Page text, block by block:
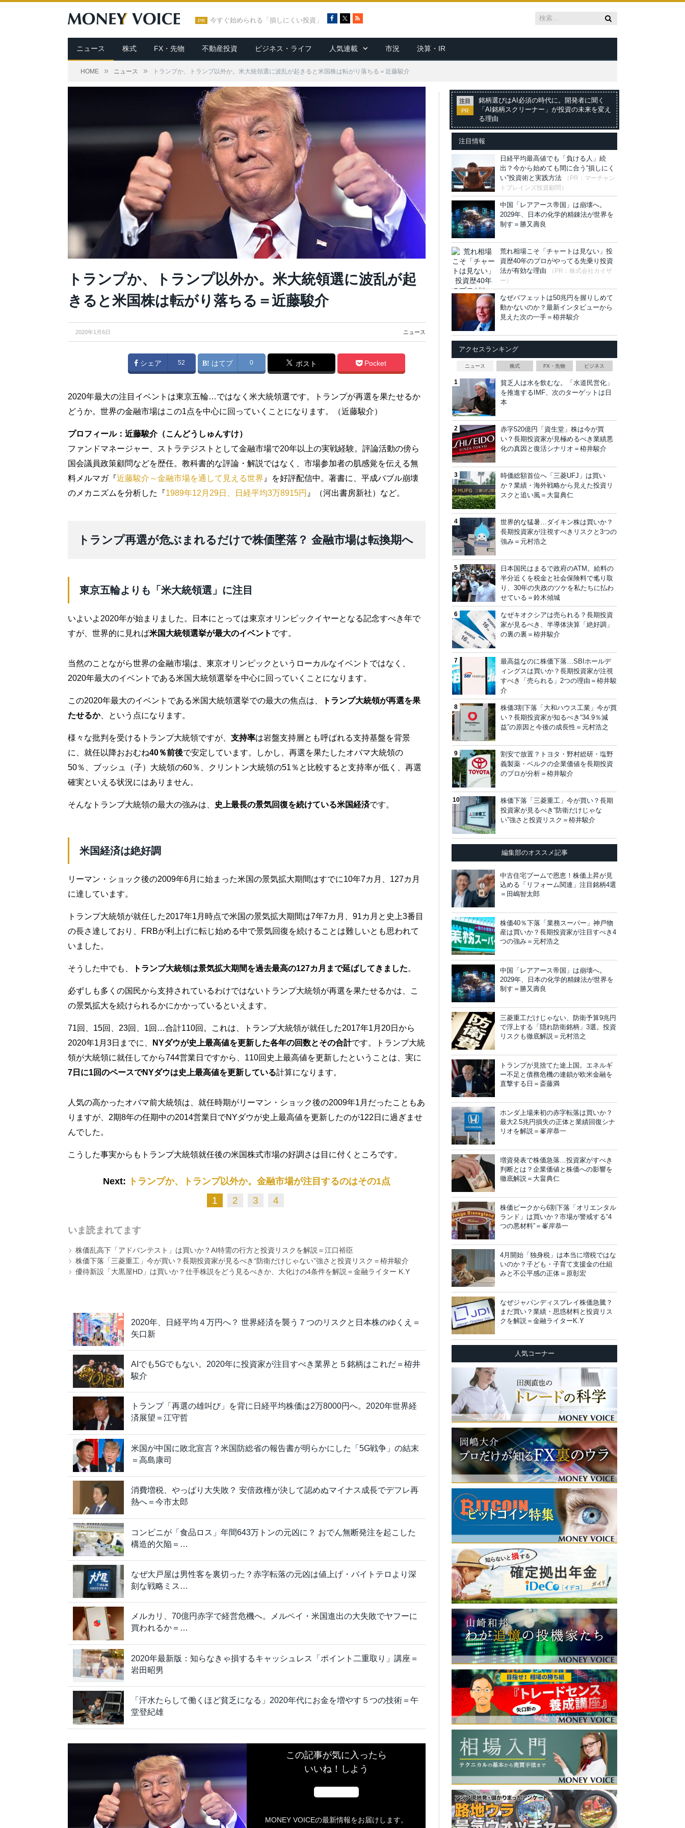
PR 今すぐ始められる「損しにくい投資」
c
e
b
o
R
S
ニュース 株式 FX・先物 不動産投資 ビジネス・ライフ 人気連載 市況 決算・IR
HOME » ニュース » トランプか、トランプ以外か。米大統領選に波乱が起きると米国株は転がり落ちる＝近藤駿介
トランプか、トランプ以外か。米大統領選に波乱が起
きると米国株は転がり落ちる＝近藤駿介
2020年1月6日 ニュース
シェア 52 はてブ 0 ポスト Pocket
2020年最大の注目イベントは東京五輪…ではなく米大統領選です。トランプが再選を果たせるか
どうか。世界の金融市場はこの1点を中心に回っていくことになります。（近藤駿介）
プロフィール：近藤駿介（こんどうしゅんすけ）
ファンドマネージャー、ストラテジストとして金融市場で20年以上の実戦経験。評論活動の傍ら
国会議員政策顧問などを歴任。教科書的な評論・解説ではなく、市場参加者の肌感覚を伝える無
料メルマガ『近藤駿介～金融市場を通して見える世界 』を好評配信中。著書に、平成バブル崩壊
のメカニズムを分析した『1989年12月29日、日経平均3万8915円 』（河出書房新社）など。
トランプ再選が危ぶまれるだけで株価墜落？ 金融市場は転換期へ
東京五輪よりも「米大統領選」に注目
いよいよ2020年が始まりました。日本にとっては東京オリンピックイヤーとなる記念すべき年で
すが、世界的に見れば米国大統領選挙が最大のイベント です。
当然のことながら世界の金融市場は、東京オリンピックというローカルなイベントではなく、
2020年最大のイベントである米国大統領選挙を中心に回っていくことになります。
この2020年最大のイベントである米国大統領選挙での最大の焦点は、
トランプ大統領が再選を果
たせるか、という点になります。
様々な批判を受けるトランプ大統領ですが、 支持率は岩盤支持層とも呼ばれる支持基盤を背景
に、就任以降おおむね40％前後で安定しています。しかし、再選を果たしたオバマ大統領の
50％、ブッシュ（子）大統領の60％、クリントン大統領の51％と比較すると支持率が低く、再選
確実といえる状況にはありません。
そんなトランプ大統領の最大の強みは、 史上最長の景気回復を続けている米国経済です。
米国経済は絶好調
リーマン・ショック後の2009年6月に始まった米国の景気拡大期間はすでに10年7カ月、127カ月
に達しています。
トランプ大統領が就任した2017年1月時点で米国の景気拡大期間は7年7カ月、91カ月と史上3番目
の長さ達しており、FRBが利上げに転じ始める中で景気回復を続けることは難しいとも思われて
いました。
そうした中でも、 トランプ大統領は景気拡大期間を過去最高の127カ月まで延ばしてきました。
必ずしも多くの国民から支持されているわけではないトランプ大統領が再選を果たせるかは、こ
の景気拡大を続けられるかにかかっているといえます。
71回、15回、23回、1回…合計110回。これは、トランプ大統領が就任した2017年1月20日から
2020年1月3日までに、
NYダウが史上最高値を更新した各年の回数とその合計です。トランプ大統
領が大統領に就任してから744営業日ですから、110回史上最高値を更新したということは、実に
7日に1回のペースでNYダウは史上最高値を更新している計算になります。
人気の高かったオバマ前大統領は、就任時期がリーマン・ショック後の2009年1月だったこともあ
りますが、2期8年の任期中の2014営業日でNYダウが史上最高値を更新したのが122日に過ぎませ
んでした。
こうした事実からもトランプ大統領就任後の米国株式市場の好調さは目に付くところです。
Next: トランプか、トランプ以外か。金融市場が注目するのはその1点
1 2 3 4
いま読まれてます
株価乱高下「アドバンテスト」は買いか？AI特需の行方と投資リスクを解説＝江口裕臣
株価下落「三菱重工」今が買い？長期投資家が見るべき“防衛だけじゃない”強さと投資リスク＝栫井駿介
優待新設「大黒屋HD」は買いか？仕手株説をどう見るべきか、大化けの4条件を解説＝金融ライター K.Y
2020年、日経平均４万円へ？ 世界経済を襲う７つのリスクと日本株のゆくえ＝
矢口新
AIでも5Gでもない。2020年に投資家が注目すべき業界と５銘柄はこれだ＝栫井
駿介
トランプ「再選の雄叫び」を背に日経平均株価は2万8000円へ。2020年世界経
済展望＝江守哲
米国が中国に敗北宣言？米国防総省の報告書が明らかにした「5G戦争」の結末
＝高島康司
消費増税、やっぱり大失敗？ 安倍政権が決して認めぬマイナス成長でデフレ再
熱へ＝今市太郎
コンビニが「食品ロス」年間643万トンの元凶に？ おでん無断発注を起こした
構造的欠陥＝…
なぜ大戸屋は男性客を裏切った？赤字転落の元凶は値上げ・バイトテロより深
刻な戦略ミス…
メルカリ、70億円赤字で経営危機へ。メルペイ・米国進出の大失敗でヤフーに
買われるか＝…
2020年最新版：知らなきゃ損するキャッシュレス「ポイント二重取り」講座＝
岩田昭男
「汗水たらして働くほど貧乏になる」2020年代にお金を増やす５つの技術＝午
堂登紀雄
この記事が気に入ったら
いいね！しよう
MONEY VOICEの最新情報をお届けします。
注目
PR
銘柄選びはAI必須の時代に。開発者に聞く
「AI銘柄スクリーナー」が投資の未来を変え
る理由
注目情報
日経平均最高値でも「負ける人」続
出？今から始めても間に合う“損しにく
い”投資術と実践方法
（PR：マーチャン
トブレインズ投資顧問）
中国「レアアース帝国」は崩壊へ。
2029年、日本の化学的精錬法が世界を
制す＝勝又壽良
荒れ相場こそ「チャートは見ない」投
資歴40年のプロがやってる先乗り投資
法が有効な理由
（PR：株式会社カイザ
ー）
なぜバフェットは50兆円を握りしめて
動かないのか？最新インタビューから
見えた次の一手＝栫井駿介
アクセスランキング
ニュース 株式 FX・先物 ビジネス
貧乏人は水を飲むな。「水道民営化」
を推進するIMF、次のターゲットは日
本
赤字520億円「資生堂」株は今が買
い？長期投資家が見極めるべき業績悪
化の真因と復活シナリオ＝栫井駿介
時価総額首位へ「三菱UFJ」は買い
か？業績・海外戦略から見えた投資リ
スクと追い風＝大畠典仁
世界的な猛暑…ダイキン株は買いか？
長期投資家が注視すべきリスクと3つの
強み＝元村浩之
日本国民はまるで政府のATM。給料の
半分近くを税金と社会保険料で毟り取
り、30年の失政のツケを私たちに払わ
せている＝鈴木傾城
なぜキオクシアは売られる？長期投資
家が見るべき、半導体決算「絶好調」
の裏の裏＝栫井駿介
最高益なのに株価下落…SBIホールデ
ィングスは買いか？長期投資家が注視
すべき「売られる」2つの理由＝栫井駿
介
株価3割下落「大和ハウス工業」今が買
い？長期投資家が知るべき“34.9％減
益”の原因と今後の成長性＝元村浩之
割安で放置？トヨタ・野村総研・塩野
義製薬・ベルクの企業価値を長期投資
のプロが分析＝栫井駿介
株価下落「三菱重工」今が買い？長期
投資家が見るべき“防衛だけじゃな
い”強さと投資リスク＝栫井駿介
編集部のオススメ記事
中古住宅ブームで恩恵！株価上昇が見
込める「リフォーム関連」注目銘柄4選
＝田嶋智太郎
株価40％下落「業務スーパー」神戸物
産は買いか？長期投資家が注目すべき4
つの強み＝元村浩之
中国「レアアース帝国」は崩壊へ。
2029年、日本の化学的精錬法が世界を
制す＝勝又壽良
三菱重工だけじゃない、防衛予算9兆円
で浮上する「隠れ防衛銘柄」3選。投資
リスクも徹底解説＝元村浩之
トランプが見捨てた途上国。エネルギ
ー不足と債務危機の連鎖が欧米金融を
直撃する日＝斎藤満
ホンダ上場来初の赤字転落は買いか？
最大2.5兆円損失の正体と業績回復シナ
リオを解説＝峯岸恭一
増資発表で株価急落…投資家がすべき
判断とは？企業価値と株価への影響を
徹底解説＝大畠典仁
株価ピークから6割下落「オリエンタル
ランド」は買いか？市場が警戒する“4
つの悪材料”＝峯岸恭一
4月開始「独身税」は本当に増税ではな
いのか？子ども・子育て支援金の仕組
みと不公平感の正体＝原彰宏
なぜジャパンディスプレイ株価急騰？
まだ買い？業績・思惑材料と投資リス
クを解説＝金融ライターK.Y
人気コーナー